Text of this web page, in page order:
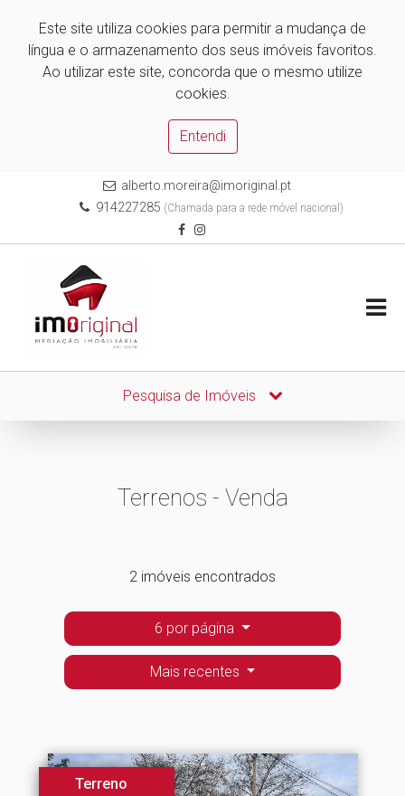
Este site utiliza cookies para permitir a mudança de
língua e o armazenamento dos seus imóveis favoritos.
Ao utilizar este site, concorda que o mesmo utilize
cookies.
Entendi
alberto.moreira@imoriginal.pt
914227285 (Chamada para a rede móvel nacional)
Pesquisa de Imóveis
Terrenos - Venda
2 imóveis encontrados
6 por página
Mais recentes
Terreno